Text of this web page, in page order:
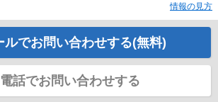
情報の見方
ルでお問い合わせする(無料)
電話でお問い合わせする